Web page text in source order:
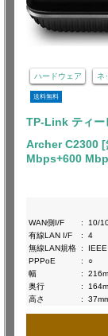
ハードウェア ネ
送料無料
TP-Link ティー
Archer C2300 [
Mbps+600
WAN側I/F
:
10/
有線LAN I/F
:
4
無線LAN規格 :
PPPoE
:
○
幅
:
奥行
:
高さ
: